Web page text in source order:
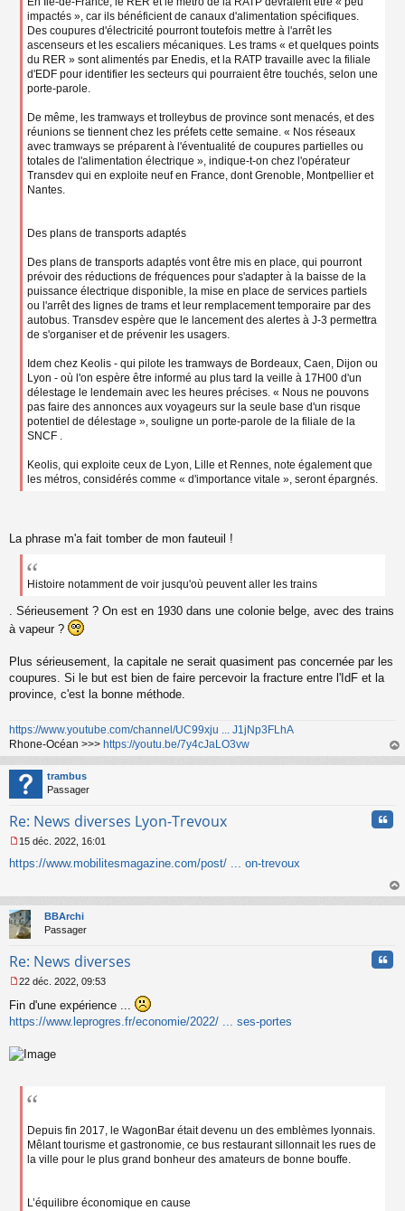
impactés », car ils bénéficient de canaux d'alimentation spécifiques.
Des coupures d'électricité pourront toutefois mettre à l'arrêt les
ascenseurs et les escaliers mécaniques. Les trams « et quelques points
du RER » sont alimentés par Enedis, et la RATP travaille avec la filiale
d'EDF pour identifier les secteurs qui pourraient être touchés, selon une
porte-parole.
De même, les tramways et trolleybus de province sont menacés, et des
réunions se tiennent chez les préfets cette semaine. « Nos réseaux
avec tramways se préparent à l'éventualité de coupures partielles ou
totales de l'alimentation électrique », indique-t-on chez l'opérateur
Transdev qui en exploite neuf en France, dont Grenoble, Montpellier et
Nantes.
Des plans de transports adaptés
Des plans de transports adaptés vont être mis en place, qui pourront
prévoir des réductions de fréquences pour s'adapter à la baisse de la
puissance électrique disponible, la mise en place de services partiels
ou l'arrêt des lignes de trams et leur remplacement temporaire par des
autobus. Transdev espère que le lancement des alertes à J-3 permettra
de s'organiser et de prévenir les usagers.
Idem chez Keolis - qui pilote les tramways de Bordeaux, Caen, Dijon ou
Lyon - où l'on espère être informé au plus tard la veille à 17H00 d'un
délestage le lendemain avec les heures précises. « Nous ne pouvons
pas faire des annonces aux voyageurs sur la seule base d'un risque
potentiel de délestage », souligne un porte-parole de la filiale de la
SNCF .
Keolis, qui exploite ceux de Lyon, Lille et Rennes, note également que
les métros, considérés comme « d'importance vitale », seront épargnés.
La phrase m'a fait tomber de mon fauteuil !
Histoire notamment de voir jusqu'où peuvent aller les trains
. Sérieusement ? On est en 1930 dans une colonie belge, avec des trains
à vapeur ?
Plus sérieusement, la capitale ne serait quasiment pas concernée par les
coupures. Si le but est bien de faire percevoir la fracture entre l'IdF et la
province, c'est la bonne méthode.
https://www.youtube.com/channel/UC99xju ... J1jNp3FLhA
Rhone-Océan >>> https://youtu.be/7y4cJaLO3vw
au
trambus
Passager
Re: News diverses Lyon-Trevoux
e
a
g
e
o
l
15 déc. 2022, 16:01
https://www.mobilitesmagazine.com/post/ ... on-trevoux
au
BBArchi
Passager
Re: News diverses
e
s
s
a
g
n
22 déc. 2022, 09:53
Fin d'une expérience ...
https://www.leprogres.fr/economie/2022/ ... ses-portes
Depuis fin 2017, le WagonBar était devenu un des emblèmes lyonnais.
Mêlant tourisme et gastronomie, ce bus restaurant sillonnait les rues de
la ville pour le plus grand bonheur des amateurs de bonne bouffe.
L’équilibre économique en cause